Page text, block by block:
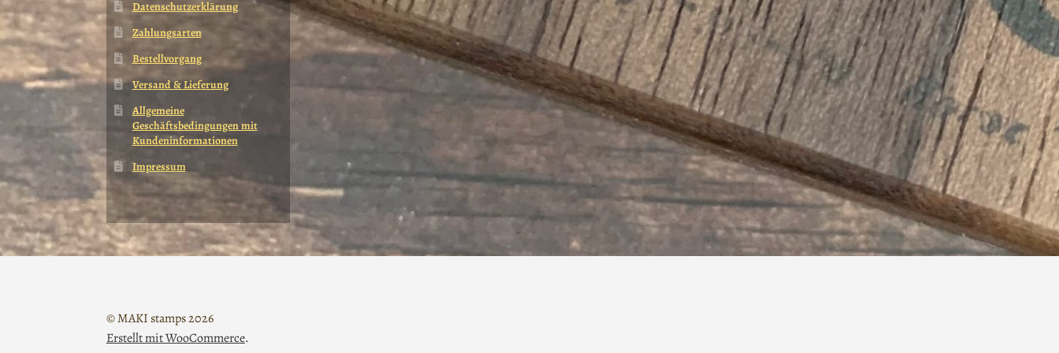
Datenschutzerklärung
Zahlungsarten
Bestellvorgang
Versand & Lieferung
Allgemeine
Geschäftsbedingungen mit
Kundeninformationen
Impressum
© MAKI stamps 2026
Erstellt mit WooCommerce.